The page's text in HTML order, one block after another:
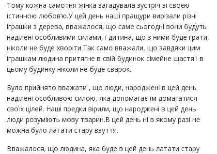
Тому кожна самотня жінка загадувала зустріч зі своєю
істинною любов’ю.У цей день наші пращури вирізали різні
іграшки з дерева, вважалося, що саме сьогодні вони будуть
наділені особливими силами, і дитина, що з ними буде грати,
ніколи не буде хворіти.Так само вважали, що завдяки цим
іграшкам людина притягне в свій будинок сімейне щастя і в
цьому будинку ніколи не буде сварок.
Було прийнято вважати , що люди, народжені в цей день
наділені особливою силою, яка допомагає їм домагатися
своїх цілей. Наші предки вірили, що народжені в цей день
люди розуміють мову тварин.В цей день ні в якому разі не
можна було латати стару взуття.
Вважалося, що людина, яка буде в цей день латати стару